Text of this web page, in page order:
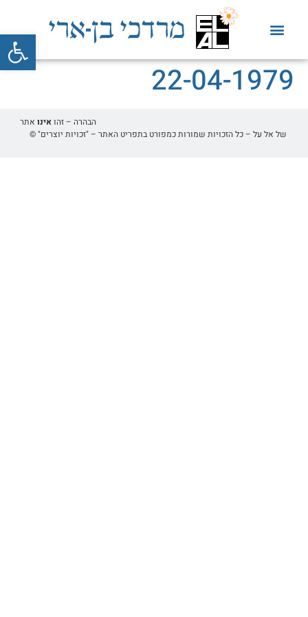
פתח
22-04-1979
הבהרה – זהואינו אתר
של אל על – כל הזכויות שמורות כמפורט בתפריט האתר – "זכויות יוצרים" ©